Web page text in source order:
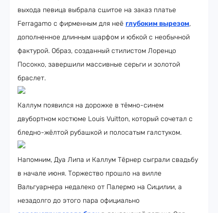
выхода певица выбрала сшитое на заказ платье
Ferragamo с фирменным для неё глубоким вырезом,
дополненное длинным шарфом и юбкой с необычной
фактурой. Образ, созданный стилистом Лоренцо
Посокко, завершили массивные серьги и золотой
браслет.
Каллум появился на дорожке в тёмно-синем
двубортном костюме Louis Vuitton, который сочетал с
бледно-жёлтой рубашкой и полосатым галстуком.
Напомним, Дуа Липа и Каллум Тёрнер сыграли свадьбу
в начале июня. Торжество прошло на вилле
Вальгуарнера недалеко от Палермо на Сицилии, а
незадолго до этого пара официально